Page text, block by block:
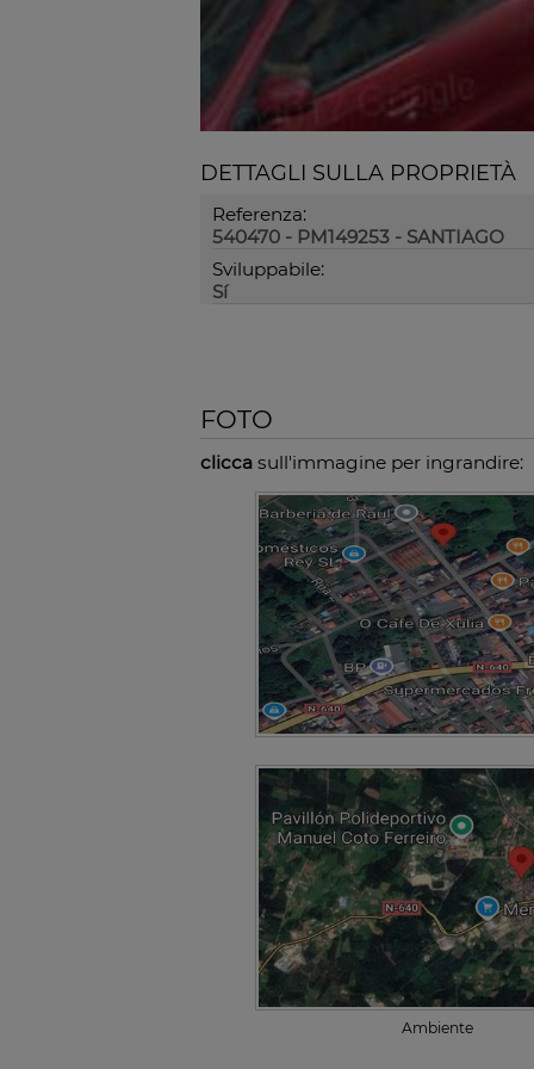
DETTAGLI SULLA PROPRIETÀ
Referenza:
540470 - PM149253 - SANTIAGO
Sviluppabile:
Sí
FOTO
clicca sull'immagine per ingrandire:
Ambiente